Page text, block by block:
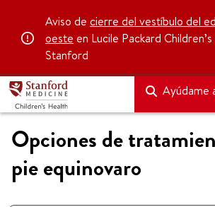
Aviso de cierre del vestíbulo del
oeste en Lucile Packard
Stanford
Ayúdame
Opciones de
pie equinovaro